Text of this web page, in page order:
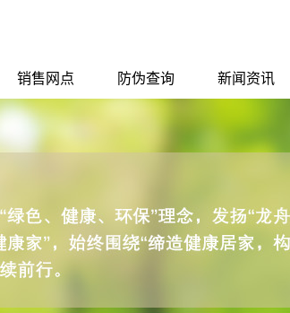
销售网点
销售网点
防伪查询 新闻资讯
行业新闻